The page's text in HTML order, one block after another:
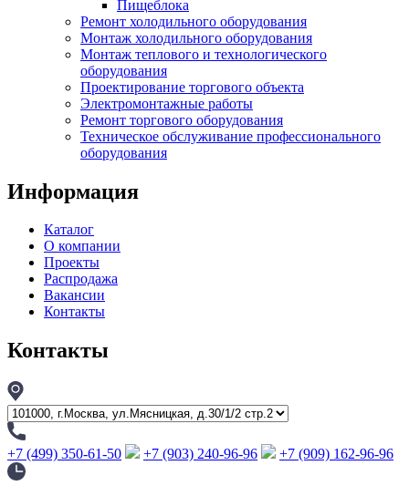
Пищеблока
Ремонт холодильного оборудования
Монтаж холодильного оборудования
Монтаж теплового и технологического
оборудования
Проектирование торгового объекта
Электромонтажные работы
Ремонт торгового оборудования
Техническое обслуживание профессионального
оборудования
Информация
Каталог
О компании
Проекты
Распродажа
Вакансии
Контакты
Контакты
+7 (499) 350-61-50 +7 (903) 240-96-96 +7 (909) 162-96-96